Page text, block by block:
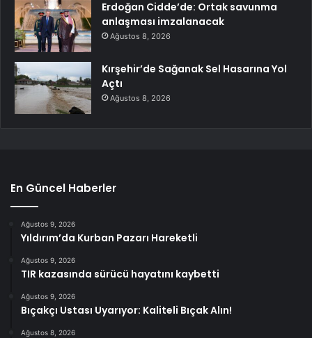
Erdoğan Cidde’de: Ortak savunma
anlaşması imzalanacak
Ağustos 8, 2026
Kırşehir’de Sağanak Sel Hasarına Yol
Açtı
Ağustos 8, 2026
En Güncel Haberler
Ağustos 9, 2026
Yıldırım’da Kurban Pazarı Hareketli
Ağustos 9, 2026
TIR kazasında sürücü hayatını kaybetti
Ağustos 9, 2026
Bıçakçı Ustası Uyarıyor: Kaliteli Bıçak Alın!
Ağustos 8, 2026